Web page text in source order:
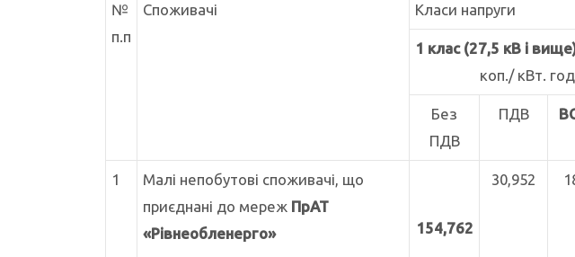
№
п.п
Споживачі Класи напруги
1 клас (27,5 кВ і
коп./ кВт. год
Без
ПДВ
ПДВ
1
Малі непобутові споживачі, що
приєднані до мереж ПрАТ
«Рівнеобленерго»
154,762
30,952